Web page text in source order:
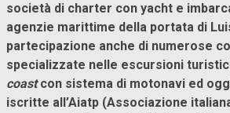
società di charter con yacht e
agenzie marittime della portata di
partecipazione anche di numerose
specializzate nelle escursioni
coastcon sistema di motonavi ed
iscritte all’Aiatp (Associazione